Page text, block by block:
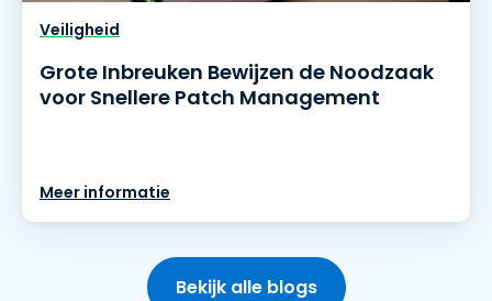
Veiligheid
Grote Inbreuken Bewijzen de Noodzaak
voor Snellere Patch Management
Meer informatie
Bekijk alle blogs